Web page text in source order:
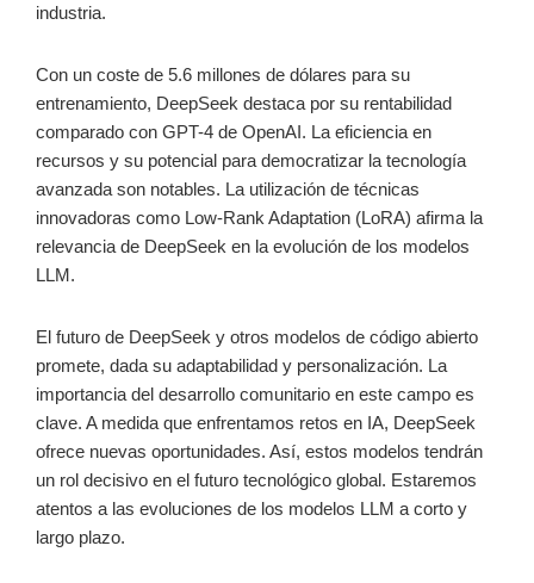
industria.
Con un coste de 5.6 millones de dólares para su
entrenamiento, DeepSeek destaca por su rentabilidad
comparado con GPT-4 de OpenAI. La eficiencia en
recursos y su potencial para democratizar la tecnología
avanzada son notables. La utilización de técnicas
innovadoras como Low-Rank Adaptation (LoRA) afirma la
relevancia de DeepSeek en la evolución de los modelos
LLM.
El futuro de DeepSeek y otros modelos de código abierto
promete, dada su adaptabilidad y personalización. La
importancia del desarrollo comunitario en este campo es
clave. A medida que enfrentamos retos en IA, DeepSeek
ofrece nuevas oportunidades. Así, estos modelos tendrán
un rol decisivo en el futuro tecnológico global. Estaremos
atentos a las evoluciones de los modelos LLM a corto y
largo plazo.